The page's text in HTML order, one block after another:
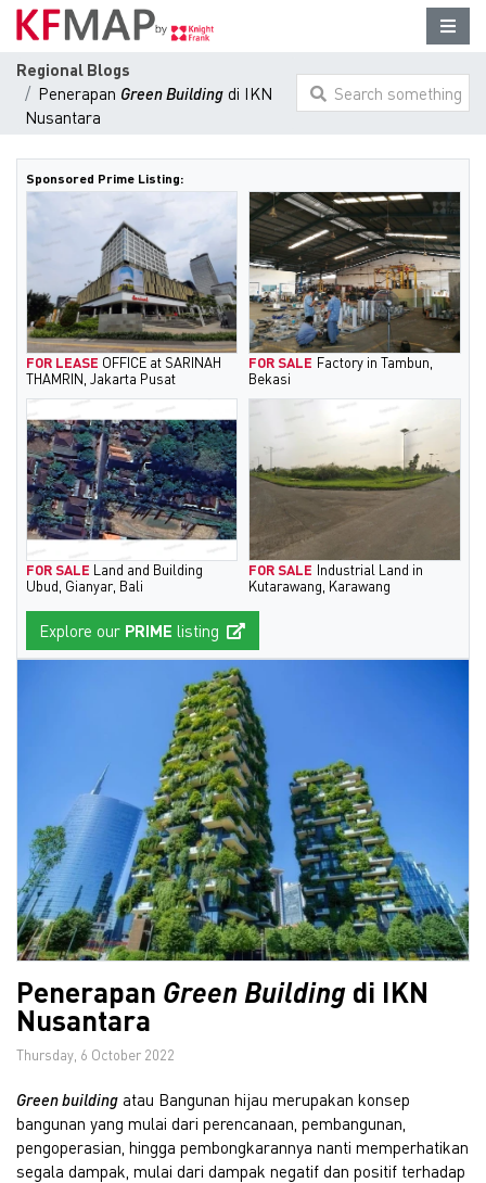
Regional Blogs
Penerapan Green Building di IKN
Nusantara
Search something
Sponsored Prime Listing:
FOR LEASE OFFICE at SARINAH
THAMRIN, Jakarta Pusat
FOR SALE Factory in Tambun,
Bekasi
FOR SALE Land and Building
Ubud, Gianyar, Bali
FOR SALE Industrial Land in
Kutarawang, Karawang
Explore our PRIME listing
Penerapan Green Building di IKN
Nusantara
Thursday, 6 October 2022
Green building atau Bangunan hijau merupakan konsep
bangunan yang mulai dari perencanaan, pembangunan,
pengoperasian, hingga pembongkarannya nanti memperhatikan
segala dampak, mulai dari dampak negatif dan positif terhadap